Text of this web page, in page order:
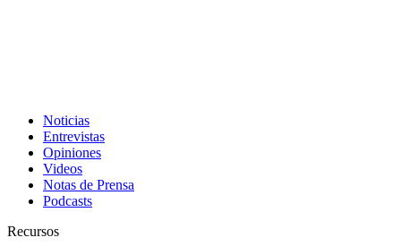
Noticias
Entrevistas
Opiniones
Videos
Notas de Prensa
Podcasts
Recursos